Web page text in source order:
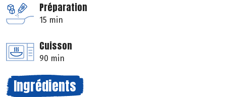
Préparation
15 min
Cuisson
90 min
Ingrédients